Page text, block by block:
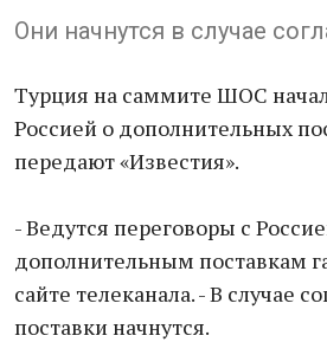
Они начнутся в случае
Турция на саммите ШОС
Россией о дополнительных
передают «Известия».
- Ведутся переговоры с
дополнительным поставкам
сайте телеканала. - В случае
поставки начнутся.